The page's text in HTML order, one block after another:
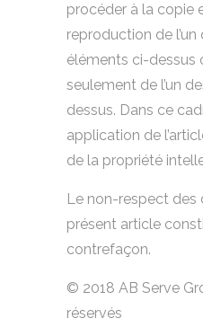
procéder à la copie
reproduction de
éléments ci-dessus
seulement de l’un
dessus. Dans ce
application de
de la propriété
Le non-respect des
présent article
contrefaçon.
© 2018 AB Serve
réservés